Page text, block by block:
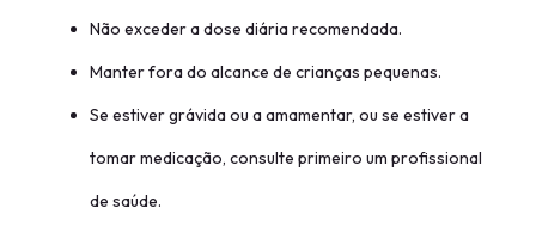
Não exceder a dose diária recomendada.
Manter fora do alcance de crianças pequenas.
Se estiver grávida ou a amamentar, ou se estiver a
tomar medicação, consulte primeiro um profissional
de saúde.